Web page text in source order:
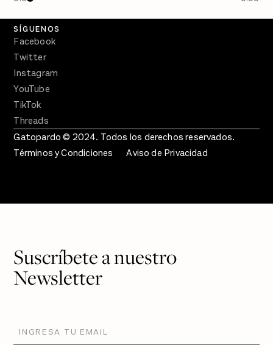
Crecer en Distopía
SÍGUENOS
Facebook
Twitter
Instagram
YouTube
TikTok
Threads
Gatopardo © 2024. Todos los derechos reservados.
Términos y Condiciones
Aviso de Privacidad
Suscríbete a nuestro
Newsletter